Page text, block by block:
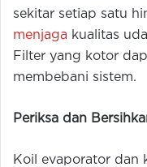
sekitar setiap satu
menjaga kualitas
Filter yang kotor
membebani sistem.
Periksa dan
Koil evaporator dan